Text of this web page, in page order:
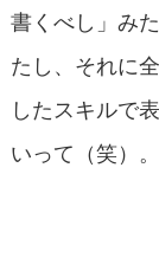
書くべし」み
たし、それに
したスキルで
いって（笑）。